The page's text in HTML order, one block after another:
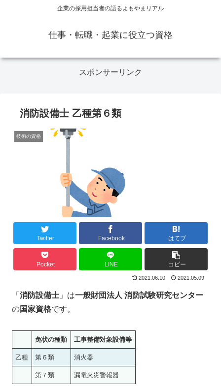
企業の採用担当者の語るよもやまリアル
仕事・転職・起業に役立つ資格
スポンサーリンク
消防設備士 乙種第６類
技術の資格
Twitter Facebook はてブ
Pocket LINE コピー
2021.06.10 2021.05.09
「 消防設備士 」は一般財団法人 消防試験研究センター
の国家資格です。
免状の種類 工事整備対象設備等
乙種 第６類 消火器
第７類 漏電火災警報器